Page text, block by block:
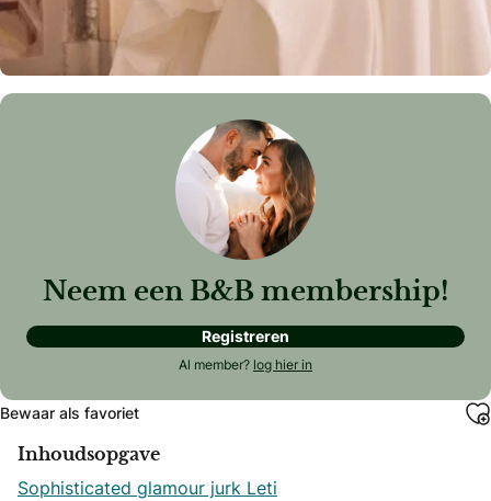
Neem een B&B membership!
Registreren
Al member? log hier in
Bewaar als favoriet
Inhoudsopgave
Sophisticated glamour jurk Leti